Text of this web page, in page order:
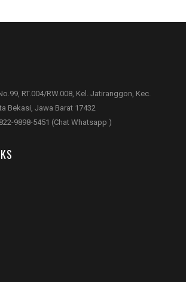
RT.004/RW.008, Kel. Jatiranggon, Kec.
Bekasi, Jawa Barat 17432
9898-5451 (Chat Whatsapp )